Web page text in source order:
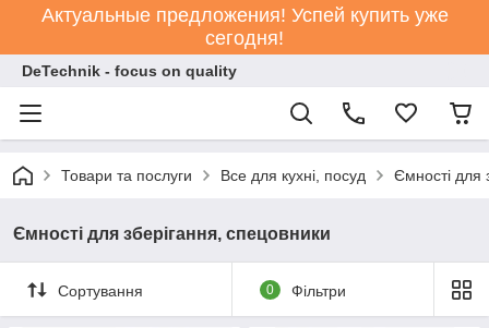
Актуальные предложения! Успей купить уже
сегодня!
DeTechnik - focus on quality
Товари та послуги Все для кухні, посуд Ємності для
Ємності для зберігання, спецовники
Сортування 0 Фільтри